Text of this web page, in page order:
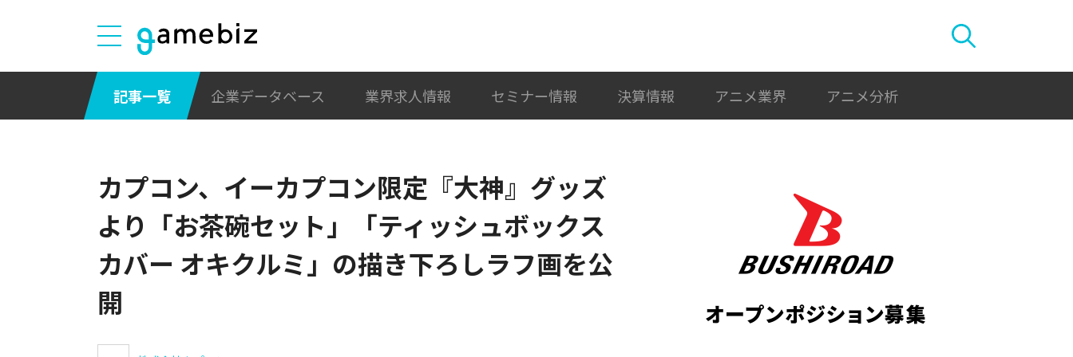
記事一覧 企業データベース 業界求人情報 セミナー情報 決算情報 アニメ業界 アニメ分析
カプコン、イーカプコン限定『大神』グッズ
より「お茶碗セット」「ティッシュボックス
カバー オキクルミ」の描き下ろしラフ画を公
開